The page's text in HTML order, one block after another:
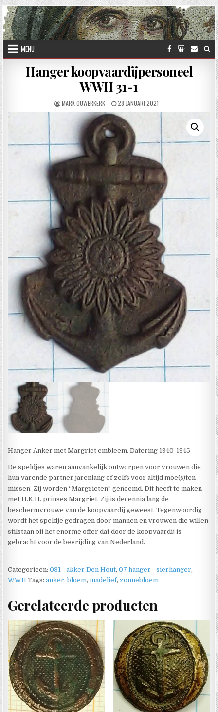
Skip to content
MENU
Hanger koopvaardijpersoneel
WWII 31-1
AUTHOR:
MARK OUWERKERK PUBLISHED DATE:
28 JANUARI 2021
Hanger Anker met Margriet embleem. Datering 1940-1945
De speldjes waren aanvankelijk ontworpen voor vrouwen die
hun varende partner jarenlang of zelfs voor altijd moe(s)ten
missen. Zij worden “Margrieten” genoemd. Dit heeft te maken
met H.K.H. prinses Margriet. Zij is decennia lang de
beschermvrouwe van de koopvaardij geweest. Tegenwoordig
wordt het speldje gedragen door mannen en vrouwen die willen
stilstaan bij het enorme offer dat door de koopvaardij is
gebracht voor de bevrijding van Nederland.
Categorieën:031 - akker Den Hout,07 hanger - sierhanger,
WWII Tags:anker,bloem,madelief, zonnebloem
Gerelateerde producten